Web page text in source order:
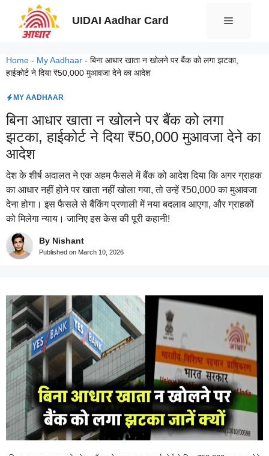
UIDAI Aadhar Card Menu
Home - My Aadhaar - बिना आधार खाता न खोलने पर बैंक को लगा झटका,
हाईकोर्ट ने दिया ₹50,000 मुआवजा देने का आदेश
MY AADHAAR
बिना आधार खाता न खोलने पर बैंक को लगा
झटका, हाईकोर्ट ने दिया ₹50,000 मुआवजा देने का
आदेश
देश के शीर्ष अदालत ने एक अहम फैसले में बैंक को आदेश दिया कि अगर ग्राहक
का आधार नहीं होने पर खाता नहीं खोला गया, तो उन्हें ₹50,000 का मुआवजा
देना होगा। इस फैसले से बैंकिंग प्रणाली में नया बदलाव आएगा, और ग्राहकों
को मिलेगा न्याय। जानिए इस केस की पूरी कहानी!
By Nishant
Published on March 10, 2026